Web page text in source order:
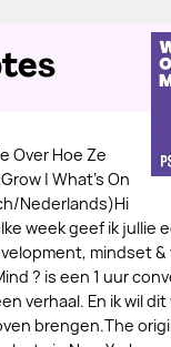
Over Hoe Ze
| What's On
Nederlands)Hi
week geef ik jullie
mindset &
? is een 1 uur
verhaal. En ik wil dit
brengen.The